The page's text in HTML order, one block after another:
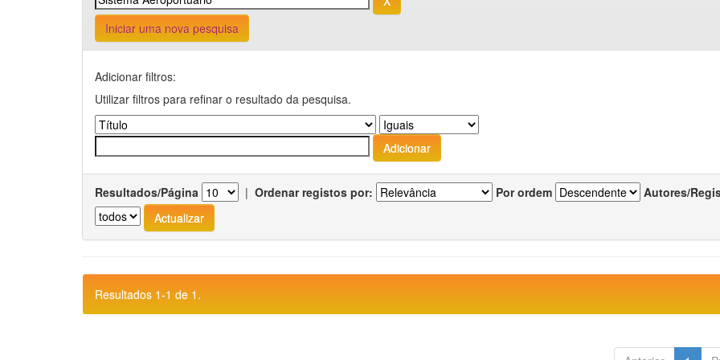
Iniciar uma nova pesquisa
Adicionar filtros:
Utilizar filtros para refinar o resultado da pesquisa.
Resultados/Página | Ordenar registos por: Por ordem Autores/
Resultados 1-1 de 1.